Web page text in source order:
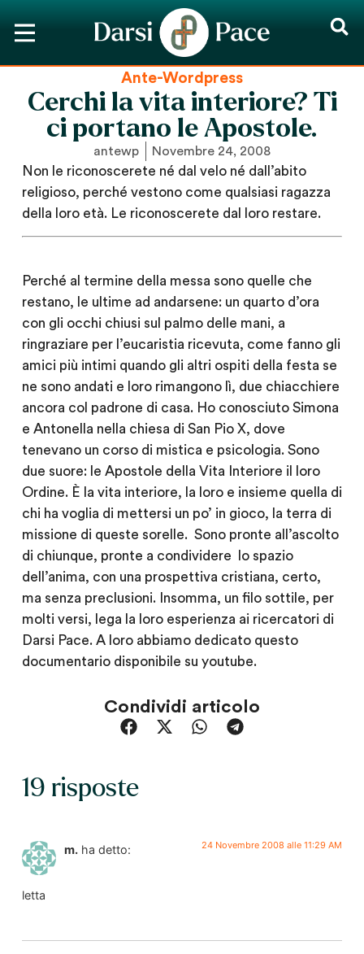
Ante-Wordpress
Cerchi la vita interiore? Ti
ci portano le Apostole.
antewp Novembre 24, 2008
Non le riconoscerete né dal velo né dall’abito
religioso, perché vestono come qualsiasi ragazza
della loro età. Le riconoscerete dal loro restare.
Perché al termine della messa sono quelle che
restano, le ultime ad andarsene: un quarto d’ora
con gli occhi chiusi sul palmo delle mani, a
ringraziare per l’eucaristia ricevuta, come fanno gli
amici più intimi quando gli altri ospiti della festa se
ne sono andati e loro rimangono lì, due chiacchiere
ancora col padrone di casa. Ho conosciuto Simona
e Antonella nella chiesa di San Pio X, dove
tenevano un corso di mistica e psicologia. Sono
due suore: le Apostole della Vita Interiore il loro
Ordine. È la vita interiore, la loro e insieme quella di
chi ha voglia di mettersi un po’ in gioco, la terra di
missione di queste sorelle. Sono pronte all’ascolto
di chiunque, pronte a condividere lo spazio
dell’anima, con una prospettiva cristiana, certo,
ma senza preclusioni. Insomma, un filo sottile, per
molti versi, lega la loro esperienza ai ricercatori di
Darsi Pace. A loro abbiamo dedicato questo
documentario disponibile su youtube.
Condividi articolo
19 risposte
m. ha detto: 24 Novembre 2008 alle 11:29 AM
letta